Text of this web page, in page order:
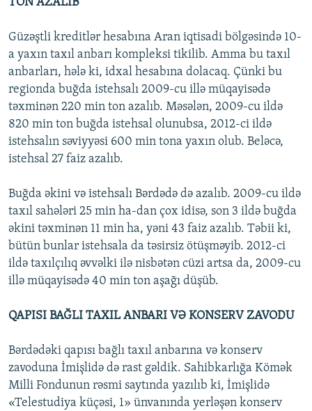
TON AZALIB
Güzəştli kreditlər hesabına Aran iqtisadi bölgəsində 10-
a yaxın taxıl anbarı kompleksi tikilib. Amma bu taxıl
anbarları, hələ ki, idxal hesabına dolacaq. Çünki bu
regionda buğda istehsalı 2009-cu illə müqayisədə
təxminən 220 min ton azalıb. Məsələn, 2009-cu ildə
820 min ton buğda istehsal olunubsa, 2012-ci ildə
istehsalın səviyyəsi 600 min tona yaxın olub. Beləcə,
istehsal 27 faiz azalıb.
Buğda əkini və istehsalı Bərdədə də azalıb. 2009-cu ildə
taxıl sahələri 25 min ha-dan çox idisə, son 3 ildə buğda
əkini təxminən 11 min ha, yəni 43 faiz azalıb. Təbii ki,
bütün bunlar istehsala da təsirsiz ötüşməyib. 2012-ci
ildə taxılçılıq əvvəlki ilə nisbətən cüzi artsa da, 2009-cu
illə müqayisədə 40 min ton aşağı düşüb.
QAPISI BAĞLI TAXIL ANBARI VƏ KONSERV ZAVODU
Bərdədəki qapısı bağlı taxıl anbarına və konserv
zavoduna İmişlidə də rast gəldik. Sahibkarlığa Kömək
Milli Fondunun rəsmi saytında yazılıb ki, İmişlidə
«Telestudiya küçəsi, 1» ünvanında yerləşən konserv